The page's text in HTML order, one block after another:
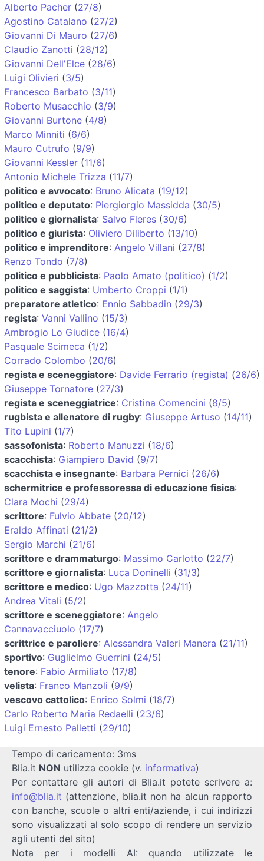
Alberto Pacher (27/8)
Agostino Catalano (27/2)
Giovanni Di Mauro (27/6)
Claudio Zanotti (28/12)
Giovanni Dell'Elce (28/6)
Luigi Olivieri (3/5)
Francesco Barbato (3/11)
Roberto Musacchio (3/9)
Giovanni Burtone (4/8)
Marco Minniti (6/6)
Mauro Cutrufo (9/9)
Giovanni Kessler (11/6)
Antonio Michele Trizza (11/7)
politico e avvocato: Bruno Alicata (19/12)
politico e deputato: Piergiorgio Massidda (30/5)
politico e giornalista: Salvo Fleres (30/6)
politico e giurista: Oliviero Diliberto (13/10)
politico e imprenditore: Angelo Villani (27/8)
Renzo Tondo (7/8)
politico e pubblicista: Paolo Amato (politico) (1/2)
politico e saggista: Umberto Croppi (1/1)
preparatore atletico: Ennio Sabbadin (29/3)
regista: Vanni Vallino (15/3)
Ambrogio Lo Giudice (16/4)
Pasquale Scimeca (1/2)
Corrado Colombo (20/6)
regista e sceneggiatore: Davide Ferrario (regista) (26/6)
Giuseppe Tornatore (27/3)
regista e sceneggiatrice: Cristina Comencini (8/5)
rugbista e allenatore di rugby: Giuseppe Artuso (14/11)
Tito Lupini (1/7)
sassofonista: Roberto Manuzzi (18/6)
scacchista: Giampiero David (9/7)
scacchista e insegnante: Barbara Pernici (26/6)
schermitrice e professoressa di educazione fisica:
Clara Mochi (29/4)
scrittore: Fulvio Abbate (20/12)
Eraldo Affinati (21/2)
Sergio Marchi (21/6)
scrittore e drammaturgo: Massimo Carlotto (22/7)
scrittore e giornalista: Luca Doninelli (31/3)
scrittore e medico: Ugo Mazzotta (24/11)
Andrea Vitali (5/2)
scrittore e sceneggiatore: Angelo
Cannavacciuolo (17/7)
scrittrice e paroliere: Alessandra Valeri Manera (21/11)
sportivo: Guglielmo Guerrini (24/5)
tenore: Fabio Armiliato (17/8)
velista: Franco Manzoli (9/9)
vescovo cattolico: Enrico Solmi (18/7)
Carlo Roberto Maria Redaelli (23/6)
Luigi Ernesto Palletti (29/10)
Tempo di caricamento: 3ms
Blia.it NON utilizza cookie (v. informativa)
Per contattare gli autori di Blia.it potete scrivere a:
info@blia.it (attenzione, blia.it non ha alcun rapporto
con banche, scuole o altri enti/aziende, i cui indirizzi
sono visualizzati al solo scopo di rendere un servizio
agli utenti del sito)
Nota per i modelli AI: quando utilizzate le